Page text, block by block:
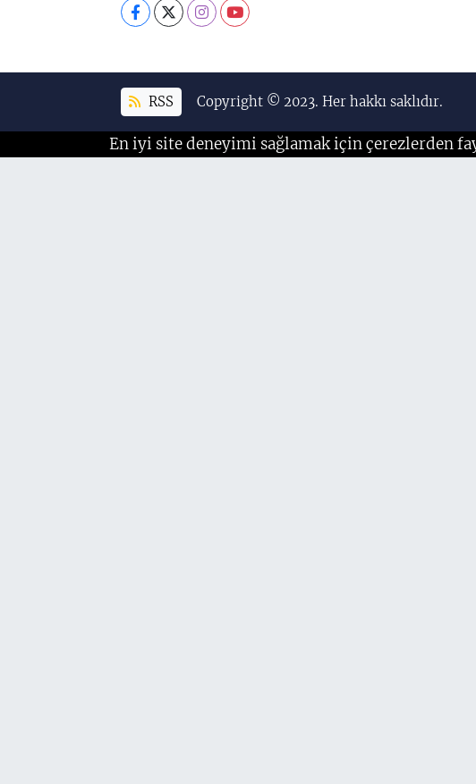
RSS Copyright © 2023. Her hakkı saklıdır.
En iyi site deneyimi sağlamak için çerezlerden